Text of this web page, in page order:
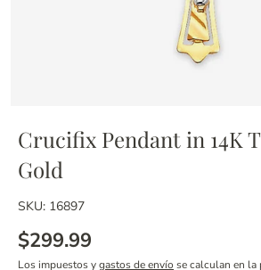
Crucifix Pendant in 14K
Gold
SKU: 16897
$299.99
Los impuestos ygastos de envío se calculan en la